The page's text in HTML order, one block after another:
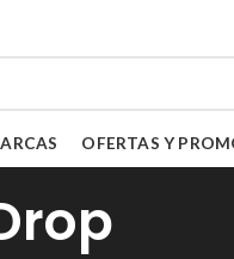
OFERTAS Y